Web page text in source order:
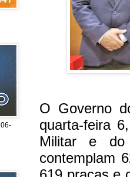
O Governo
quarta-feira
Militar e do
contemplam